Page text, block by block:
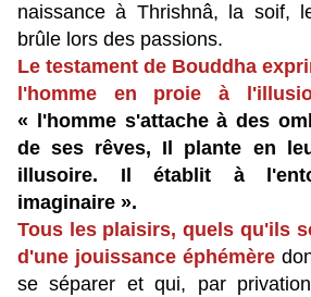
naissance à Thrishnâ, la soif,
brûle lors des passions.
Le testament de Bouddha
l'homme en proie à
« l'homme s'attache à des
de ses rêves, Il plante en
illusoire. Il établit à
imaginaire ».
Tous les plaisirs, quels qu'ils
d'une jouissance éphémère
se séparer et qui, par